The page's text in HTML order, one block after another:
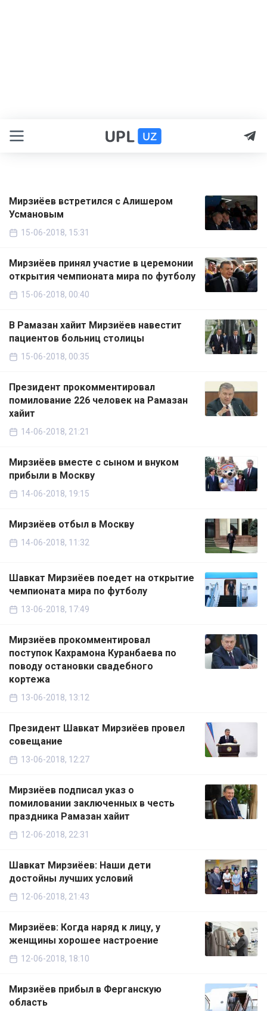
Мирзиёев встретился с Алишером
Усмановым
15-06-2018, 15:31
Мирзиёев принял участие в церемонии
открытия чемпионата мира по футболу
15-06-2018, 00:40
В Рамазан хайит Мирзиёев навестит
пациентов больниц столицы
15-06-2018, 00:35
Президент прокомментировал
помилование 226 человек на Рамазан
хайит
14-06-2018, 21:21
Мирзиёев вместе с сыном и внуком
прибыли в Москву
14-06-2018, 19:15
Мирзиёев отбыл в Москву
14-06-2018, 11:32
Шавкат Мирзиёев поедет на открытие
чемпионата мира по футболу
13-06-2018, 17:49
Мирзиёев прокомментировал
поступок Кахрамона Куранбаева по
поводу остановки свадебного
кортежа
13-06-2018, 13:12
Президент Шавкат Мирзиёев провел
совещание
13-06-2018, 12:27
Мирзиёев подписал указ о
помиловании заключенных в честь
праздника Рамазан хайит
12-06-2018, 22:31
Шавкат Мирзиёев: Наши дети
достойны лучших условий
12-06-2018, 21:43
Мирзиёев: Когда наряд к лицу, у
женщины хорошее настроение
12-06-2018, 18:10
Мирзиёев прибыл в Ферганскую
область